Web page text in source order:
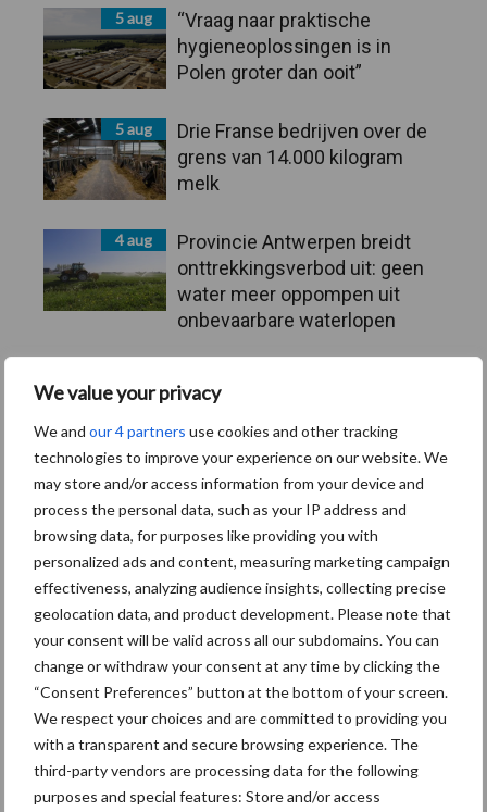
We value your privacy
We and our 4 partners use cookies and other tracking
technologies to improve your experience on our website. We
may store and/or access information from your device and
process the personal data, such as your IP address and
browsing data, for purposes like providing you with
personalized ads and content, measuring marketing campaign
effectiveness, analyzing audience insights, collecting precise
geolocation data, and product development. Please note that
your consent will be valid across all our subdomains. You can
change or withdraw your consent at any time by clicking the
“Consent Preferences” button at the bottom of your screen.
We respect your choices and are committed to providing you
with a transparent and secure browsing experience. The
third-party vendors are processing data for the following
purposes and special features: Store and/or access
5 aug
“Vraag naar praktische
hygieneoplossingen is in
Polen groter dan ooit”
5 aug
Drie Franse bedrijven over de
grens van 14.000 kilogram
melk
4 aug
Provincie Antwerpen breidt
onttrekkingsverbod uit: geen
water meer oppompen uit
onbevaarbare waterlopen
u het juist?
Toon meer